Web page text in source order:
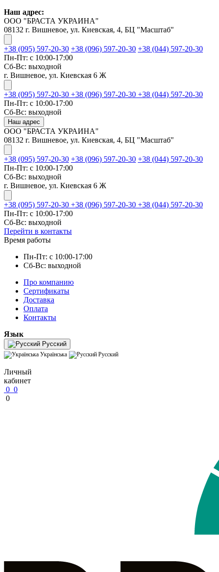
Наш адрес:
ООО "БРАСТА УКРАИНА"
08132 г. Вишневое, ул. Киевская, 4, БЦ "Масштаб"
+38 (095) 597-20-30 +38 (096) 597-20-30 +38 (044) 597-20-30
Пн-Пт: с 10:00-17:00
Сб-Вс: выходной
г. Вишневое, ул. Киевская 6 Ж
+38 (095) 597-20-30 +38 (096) 597-20-30 +38 (044) 597-20-30
Пн-Пт: с 10:00-17:00
Сб-Вс: выходной
Наш адрес
ООО "БРАСТА УКРАИНА"
08132 г. Вишневое, ул. Киевская, 4, БЦ "Масштаб"
+38 (095) 597-20-30 +38 (096) 597-20-30 +38 (044) 597-20-30
Пн-Пт: с 10:00-17:00
Сб-Вс: выходной
г. Вишневое, ул. Киевская 6 Ж
+38 (095) 597-20-30 +38 (096) 597-20-30 +38 (044) 597-20-30
Пн-Пт: с 10:00-17:00
Сб-Вс: выходной
Перейти в контакты
Время работы
Пн-Пт: с 10:00-17:00
Сб-Вс: выходной
Про компанию
Сертификаты
Доставка
Оплата
Контакты
Язык
Русский
Українська Русский
Личный
кабинет
0 0
0